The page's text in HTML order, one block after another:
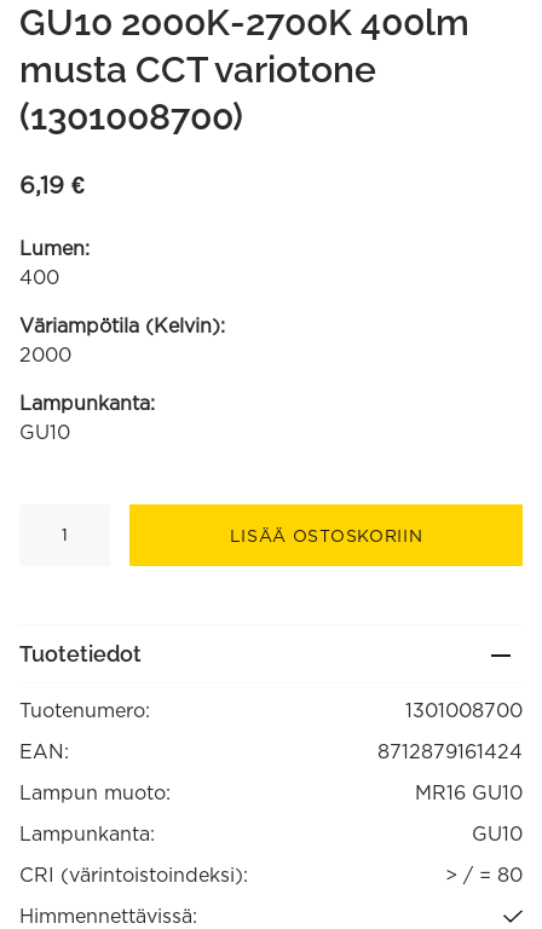
GU10 2000K-2700K 400lm
musta CCT variotone
(1301008700)
6,19 €
Lumen:
400
Väriampötila (Kelvin):
2000
Lampunkanta:
GU10
2000K-
määrä
LISÄÄ OSTOSKORIIN
Tuotetiedot
Tuotenumero:
1301008700
EAN:
8712879161424
Lampun muoto:
MR16 GU10
Lampunkanta:
GU10
CRI (värintoistoindeksi):
> / = 80
Himmennettävissä: